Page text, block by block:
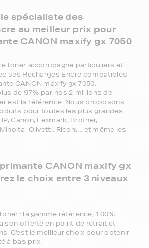
spécialiste des
au meilleur prix pour
CANON maxify gx 7050
accompagne particuliers et
ses Recharges Encre compatibles
CANON maxify gx 7050.
de 97% par nos 2 millions de
est la référence. Nous proposons
pour toutes les plus grandes
Canon, Lexmark, Brother,
Olivetti, Ricoh.... et même les
CANON maxify gx
le choix entre 3 niveaux
: la gamme référence, 100%
offerte en point de retrait et
C'est le meilleur choix pour obtenir
à bas prix.